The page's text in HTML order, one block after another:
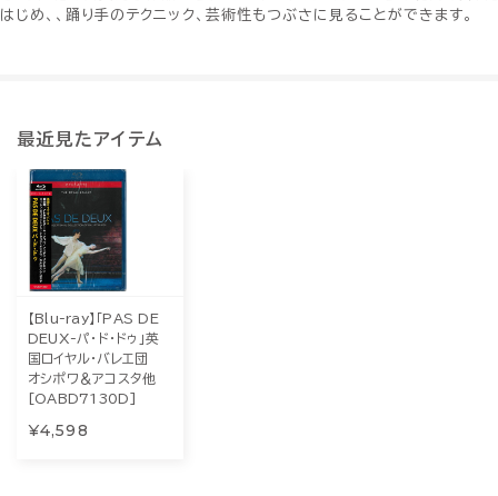
はじめ、、踊り手のテクニック、芸術性もつぶさに見ることができます。
最近見たアイテム
【Blu-ray】「PAS DE
DEUX-パ・ド・ドゥ」英
国ロイヤル・バレエ団
オシポワ＆アコスタ他
[OABD7130D]
¥4,598